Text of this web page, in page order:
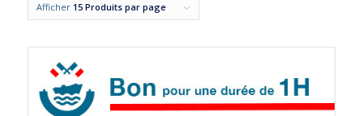
Afficher 15 Produits par page